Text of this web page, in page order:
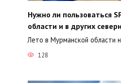
Нужно ли пользоваться
области и в других
Лето в Мурманской области
128